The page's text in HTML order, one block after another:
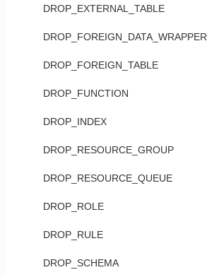
DROP_EXTERNAL_TABLE
DROP_FOREIGN_DATA_WRAPPER
DROP_FOREIGN_TABLE
DROP_FUNCTION
DROP_INDEX
DROP_RESOURCE_GROUP
DROP_RESOURCE_QUEUE
DROP_ROLE
DROP_RULE
DROP_SCHEMA